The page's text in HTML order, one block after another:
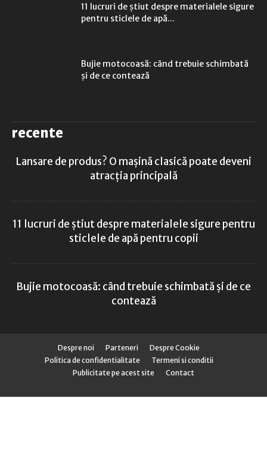
11 lucruri de știut despre materialele sigure
pentru sticlele de apă...
Bujie motocoasă: când trebuie schimbată
și de ce contează
recente
Lansare de produs? O mașină clasică poate deveni
atracția principală
11 lucruri de știut despre materialele sigure pentru
sticlele de apă pentru copii
Bujie motocoasă: când trebuie schimbată și de ce
contează
Despre noi Parteneri
Despre Cookie
Politica de confidentialitate
Termeni si conditii
Publicitate pe acest site
Contact